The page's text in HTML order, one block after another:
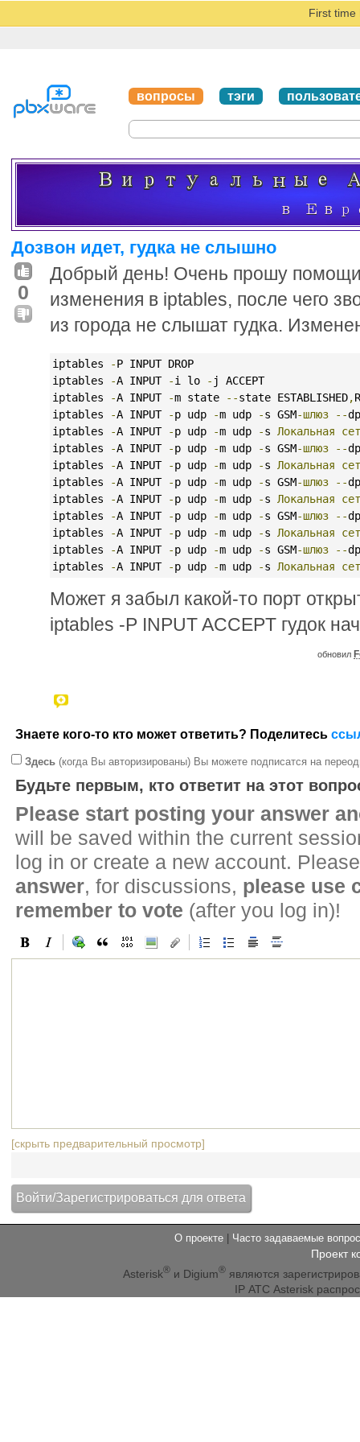
First time
вопросы тэги
Дозвон идет, гудка не слышно
0
Добрый день! Очень прошу
изменения в iptables, после чего
из города не слышат гудка.
iptables -P INPUT DROP
iptables
-A INPUT -i lo - j ACCEPT
iptables
-A INPUT -m state --state ESTABLISHED,
iptables
-A INPUT -p udp -m udp -s GSM-шлюз --
iptables
-A INPUT -p udp -m udp -s Локальная
iptables
-A INPUT -p udp -m udp -s GSM-шлюз --
iptables
-A INPUT -p udp -m udp -s Локальная
iptables
-A INPUT -p udp -m udp -s GSM-шлюз --
iptables
-A INPUT -p udp -m udp -s Локальная
iptables
-A INPUT -p udp -m udp -s GSM-шлюз --
iptables
-A INPUT -p udp -m udp -s Локальная
iptables
-A INPUT -p udp -m udp -s GSM-шлюз --
iptables
-A INPUT -p udp -m udp -s Локальная
Может я забыл какой-то порт
iptables -P INPUT ACCEPT гудок
обновил
Знаете кого-то кто может ответить? Поделитесь
Здесь (когда Вы авторизированы) Вы можете подписатся на
Будьте первым, кто ответит на этот
Please start posting your answer
will be saved within the current
log in or create a new account.
answer, for discussions, please use
remember to vote (after you log in)!
[скрыть предварительный просмотр]
О проекте Часто задаваемые
Проект
Asterisk® и Digium® являются
IP АТС Asterisk